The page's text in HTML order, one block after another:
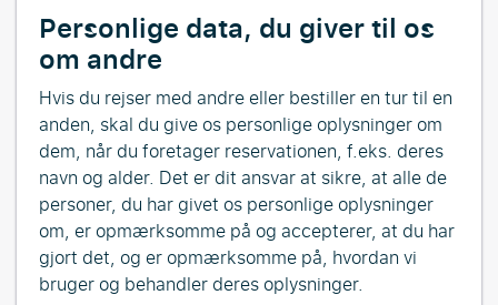
Personlige data, du giver til os
om andre
Hvis du rejser med andre eller bestiller en tur til en
anden, skal du give os personlige oplysninger om
dem, når du foretager reservationen, f.eks. deres
navn og alder. Det er dit ansvar at sikre, at alle de
personer, du har givet os personlige oplysninger
om, er opmærksomme på og accepterer, at du har
gjort det, og er opmærksomme på, hvordan vi
bruger og behandler deres oplysninger.